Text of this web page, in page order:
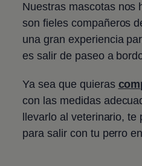
Nuestras mascotas nos
son fieles compañeros
una gran experiencia
es salir de paseo a
Ya sea que quieras
con las medidas
llevarlo al veterinario,
para salir con tu perro